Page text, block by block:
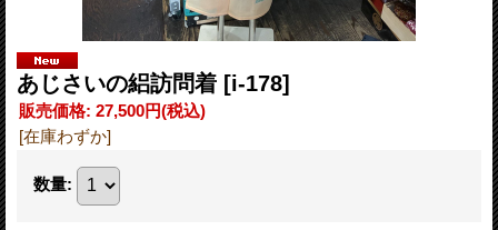
あじさいの絽訪問着 [i-178]
販売価格: 27,500円(税込)
[在庫わずか]
数量: